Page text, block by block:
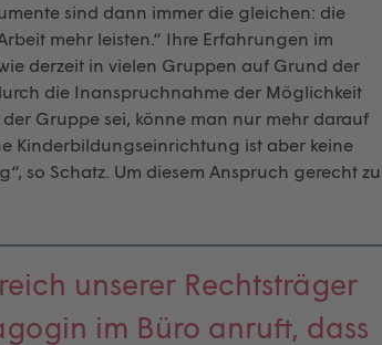
sind dann immer die gleichen: die
mehr leisten.“ Ihre Erfahrungen im
derzeit in vielen Gruppen auf Grund der
die Inanspruchnahme der Möglichkeit
Gruppe sei, könne man nur mehr darauf
Kinderbildungseinrichtung ist aber keine
so Schatz. Um diesem Anspruch gerecht zu
unserer Rechtsträger
im Büro anruft, dass